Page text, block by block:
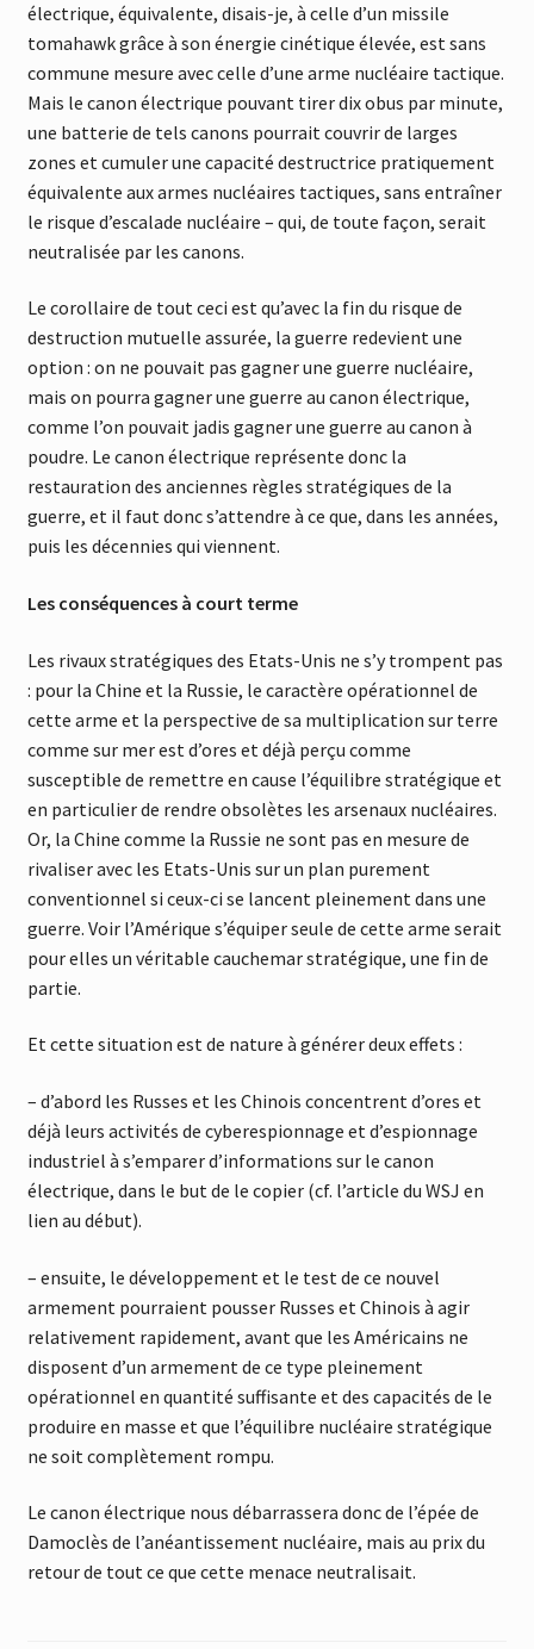
électrique, équivalente, disais-je, à celle d’un missile
tomahawk grâce à son énergie cinétique élevée, est sans
commune mesure avec celle d’une arme nucléaire tactique.
Mais le canon électrique pouvant tirer dix obus par minute,
une batterie de tels canons pourrait couvrir de larges
zones et cumuler une capacité destructrice pratiquement
équivalente aux armes nucléaires tactiques, sans entraîner
le risque d’escalade nucléaire – qui, de toute façon, serait
neutralisée par les canons.
Le corollaire de tout ceci est qu’avec la fin du risque de
destruction mutuelle assurée, la guerre redevient une
option : on ne pouvait pas gagner une guerre nucléaire,
mais on pourra gagner une guerre au canon électrique,
comme l’on pouvait jadis gagner une guerre au canon à
poudre. Le canon électrique représente donc la
restauration des anciennes règles stratégiques de la
guerre, et il faut donc s’attendre à ce que, dans les années,
puis les décennies qui viennent.
Les conséquences à court terme
Les rivaux stratégiques des Etats-Unis ne s’y trompent pas
: pour la Chine et la Russie, le caractère opérationnel de
cette arme et la perspective de sa multiplication sur terre
comme sur mer est d’ores et déjà perçu comme
susceptible de remettre en cause l’équilibre stratégique et
en particulier de rendre obsolètes les arsenaux nucléaires.
Or, la Chine comme la Russie ne sont pas en mesure de
rivaliser avec les Etats-Unis sur un plan purement
conventionnel si ceux-ci se lancent pleinement dans une
guerre. Voir l’Amérique s’équiper seule de cette arme serait
pour elles un véritable cauchemar stratégique, une fin de
partie.
Et cette situation est de nature à générer deux effets :
– d’abord les Russes et les Chinois concentrent d’ores et
déjà leurs activités de cyberespionnage et d’espionnage
industriel à s’emparer d’informations sur le canon
électrique, dans le but de le copier (cf. l’article du WSJ en
lien au début).
– ensuite, le développement et le test de ce nouvel
armement pourraient pousser Russes et Chinois à agir
relativement rapidement, avant que les Américains ne
disposent d’un armement de ce type pleinement
opérationnel en quantité suffisante et des capacités de le
produire en masse et que l’équilibre nucléaire stratégique
ne soit complètement rompu.
Le canon électrique nous débarrassera donc de l’épée de
Damoclès de l’anéantissement nucléaire, mais au prix du
retour de tout ce que cette menace neutralisait.